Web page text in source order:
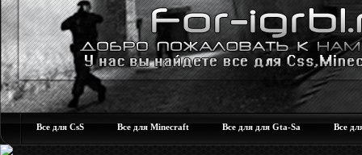
Все для CsS Все для Minecraft Все для для Gta-Sa Все